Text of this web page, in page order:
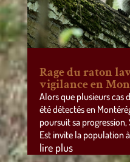
Rage du raton
vigilance en
Alors que plusieurs cas
été détectés en
poursuit sa
Est invite la population
lire plus